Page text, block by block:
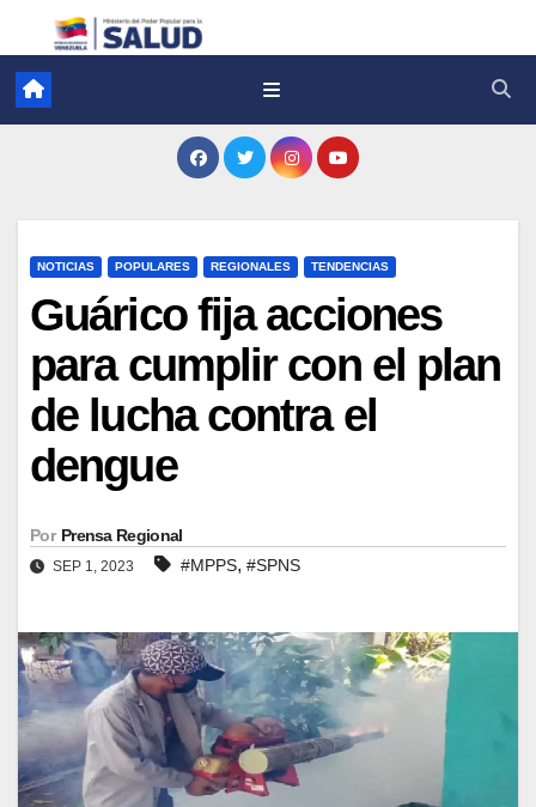
NOTICIAS POPULARES REGIONALES TENDENCIAS
Guárico fija acciones
para cumplir con el plan
de lucha contra el
dengue
Por Prensa Regional
SEP 1, 2023 #MPPS, #SPNS